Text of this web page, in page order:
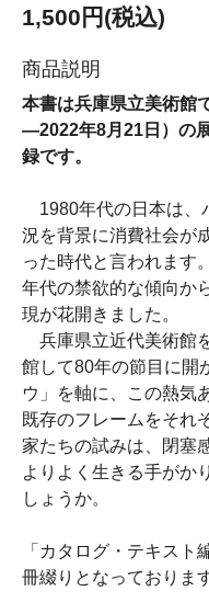
1,500円(税込)
商品説明
本書は兵庫県立美術館
―2022年8月21日）の
録です。
1980年代の日本は、
況を背景に消費社会が
った時代と言われます
年代の禁欲的な傾向か
現が花開きました。
兵庫県立近代美術館
館して80年の節目に開
ウ」を軸に、この熱気
既存のフレームをそれ
家たちの試みは、閉塞
よりよく生きる手がか
しょうか。
「カタログ・テキスト
冊綴りとなっております